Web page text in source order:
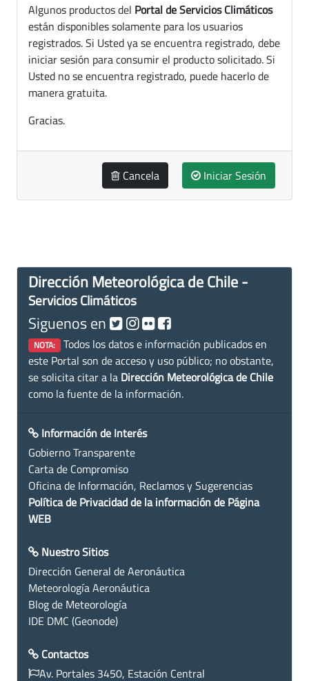
Algunos productos del Portal de Servicios Climáticos
están disponibles solamente para los usuarios
registrados. Si Usted ya se encuentra registrado, debe
iniciar sesión para consumir el producto solicitado. Si
Usted no se encuentra registrado, puede hacerlo de
manera gratuita.
Gracias.
Cancela Iniciar Sesión
Dirección Meteorológica de Chile -
Servicios Climáticos
Siguenos en
NOTA: Todos los datos e información publicados en
este Portal son de acceso y uso público; no obstante,
se solicita citar a la Dirección Meteorológica de Chile
como la fuente de la información.
Información de Interés
Gobierno Transparente
Carta de Compromiso
Oficina de Información, Reclamos y Sugerencias
Política de Privacidad de la información de Página
WEB
Nuestro Sitios
Dirección General de Aeronáutica
Meteorología Aeronáutica
Blog de Meteorología
IDE DMC (Geonode)
Contactos
Av. Portales 3450, Estación Central